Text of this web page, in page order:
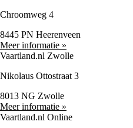
Chroomweg 4
8445 PN Heerenveen
Meer informatie »
Vaartland.nl Zwolle
Nikolaus Ottostraat 3
8013 NG Zwolle
Meer informatie »
Vaartland.nl Online